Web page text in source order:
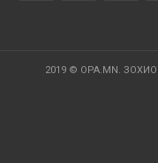
2019 © OPA.MN.